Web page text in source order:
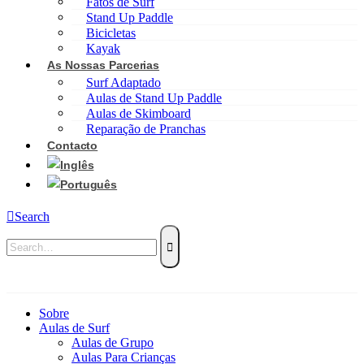
Stand Up Paddle
Bicicletas
Kayak
As Nossas Parcerias
Surf Adaptado
Aulas de Stand Up Paddle
Aulas de Skimboard
Reparação de Pranchas
Contacto
Search
Sobre
Aulas de Surf
Aulas de Grupo
Aulas Para Crianças